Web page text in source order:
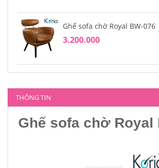
Ghế sofa chờ Royal BW-076
3.200.000
4.200.000
THÔNG TIN
Ghế sofa chờ Royal